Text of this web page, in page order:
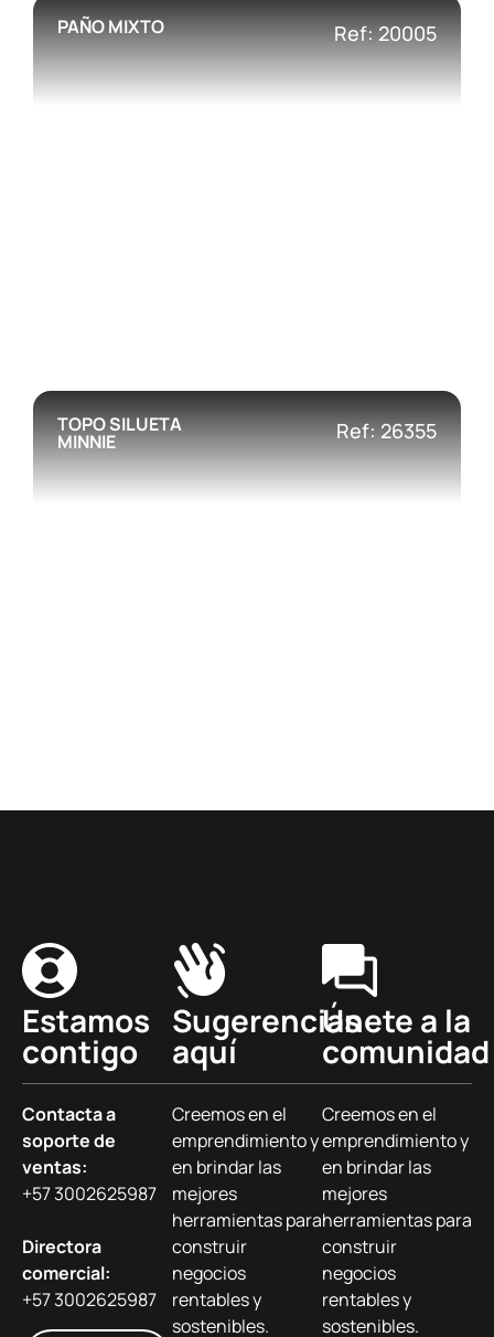
PAÑO MIXTO Ref: 20005
TOPO SILUETA
MINNIE Ref: 26355
Estamos
contigo
Contacta a
soporte de
ventas:
+57 3002625987
Directora
comercial:
+57 3002625987
Sugerencias
aquí
Creemos en el
emprendimiento y
en brindar las
mejores
herramientas para
construir
negocios
rentables y
sostenibles.
Únete a la
comunidad
Creemos en el
emprendimiento y
en brindar las
mejores
herramientas para
construir
negocios
rentables y
sostenibles.